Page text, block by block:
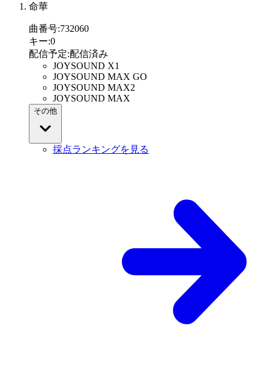
命華
曲番号:732060
キー:0
配信予定:配信済み
JOYSOUND X1
JOYSOUND MAX GO
JOYSOUND MAX2
JOYSOUND MAX
その他
採点ランキングを見る